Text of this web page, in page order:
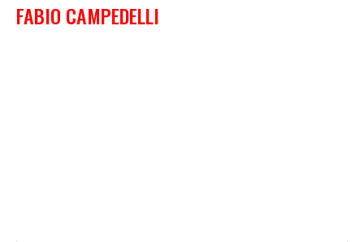
FABIO CAMPEDELLI